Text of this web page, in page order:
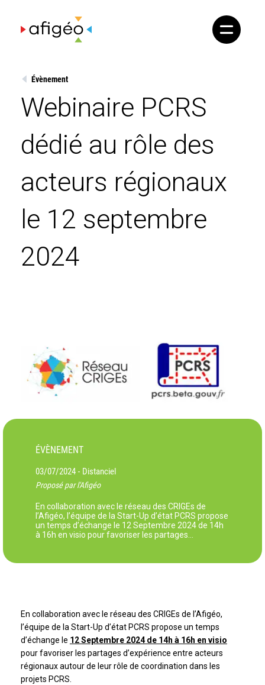
content
Évènement
Webinaire PCRS
dédié au rôle des
acteurs régionaux
le 12 septembre
2024
ÉVÈNEMENT
03/07/2024 - Distanciel
Proposé par l'Afigéo
En collaboration avec le réseau des CRIGEs de
l’Afigéo, l’équipe de la Start-Up d’état PCRS propose
un temps d’échange le 12 Septembre 2024 de 14h
à 16h en visio pour favoriser les partages…
En collaboration avec le réseau des CRIGEs de l’Afigéo,
l’équipe de la Start-Up d’état PCRS propose un temps
d’échange le 12 Septembre 2024 de 14h à 16h en visio
pour favoriser les partages d’expérience entre acteurs
régionaux autour de leur rôle de coordination dans les
projets PCRS.